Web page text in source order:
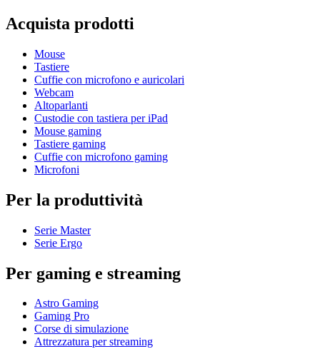
Acquista prodotti
Mouse
Tastiere
Cuffie con microfono e auricolari
Webcam
Altoparlanti
Custodie con tastiera per iPad
Mouse gaming
Tastiere gaming
Cuffie con microfono gaming
Microfoni
Per la produttività
Serie Master
Serie Ergo
Per gaming e streaming
Astro Gaming
Gaming Pro
Corse di simulazione
Attrezzatura per streaming